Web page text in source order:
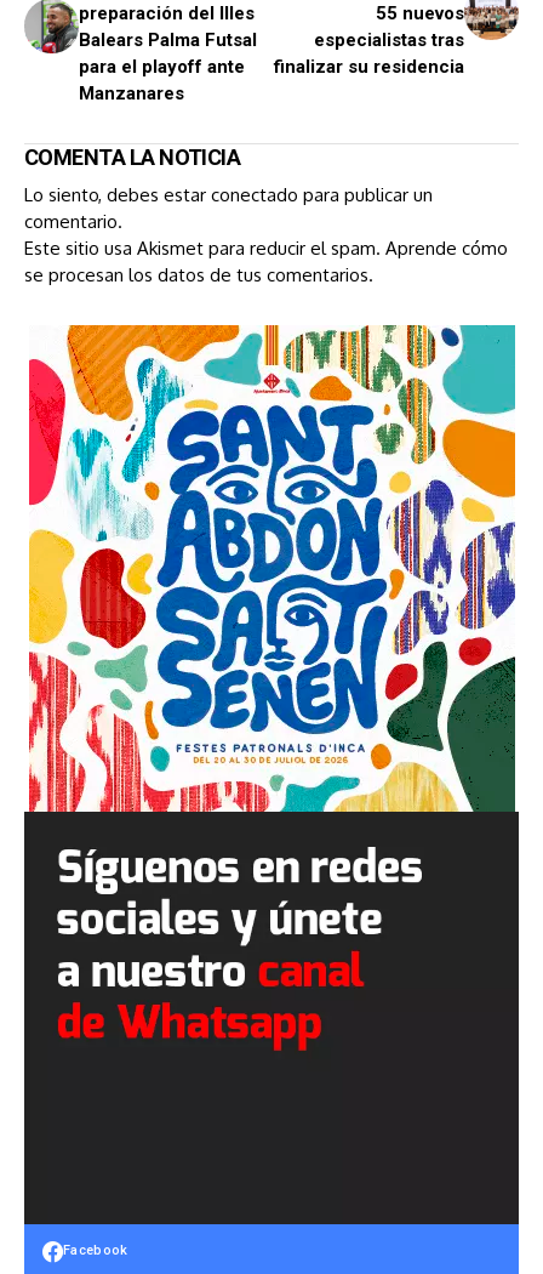
preparación del Illes
Balears Palma Futsal
para el playoff ante
Manzanares
55 nuevos
especialistas tras
finalizar su residencia
COMENTA LA NOTICIA
Lo siento, debes estar conectado para publicar un
comentario.
Este sitio usa Akismet para reducir el spam. Aprende cómo
se procesan los datos de tus comentarios.
Facebook